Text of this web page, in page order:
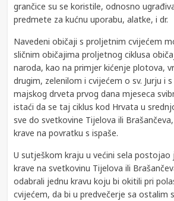
grančice su se koristile, odnosno
predmete za kućnu uporabu, alatke, i dr.
Navedeni običaji s proljetnim cvijećem
sličnim običajima proljetnog ciklusa
naroda, kao na primjer kićenje plotova,
drugim, zelenilom i cvijećem o sv. Jurju i
majskog drveta prvog dana mjeseca
istaći da se taj ciklus kod Hrvata u
sve do svetkovine Tijelova ili
krave na povratku s ispaše.
U sutješkom kraju u većini sela postojao
krave na svetkovinu Tijelova ili
odabrali jednu kravu koju bi okitili pri
cvijećem, da bi u predvečerje sa ostalim